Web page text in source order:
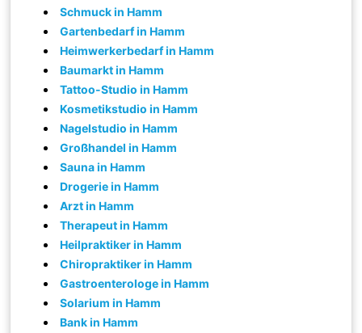
Schmuck in Hamm
Gartenbedarf in Hamm
Heimwerkerbedarf in Hamm
Baumarkt in Hamm
Tattoo-Studio in Hamm
Kosmetikstudio in Hamm
Nagelstudio in Hamm
Großhandel in Hamm
Sauna in Hamm
Drogerie in Hamm
Arzt in Hamm
Therapeut in Hamm
Heilpraktiker in Hamm
Chiropraktiker in Hamm
Gastroenterologe in Hamm
Solarium in Hamm
Bank in Hamm